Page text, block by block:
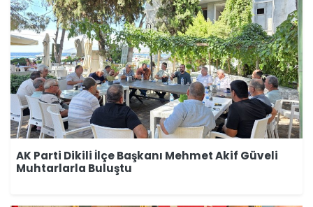
AK Parti Dikili İlçe Başkanı Mehmet Akif Güveli
Muhtarlarla Buluştu